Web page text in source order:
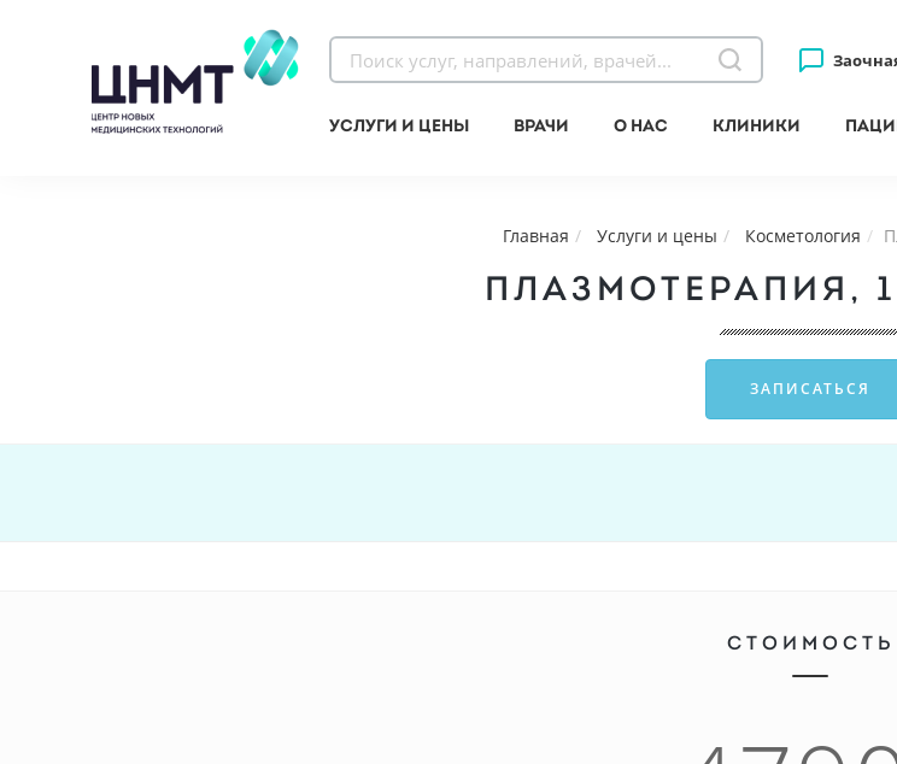
Услуги и цены Врачи О нас Клиники
Главная Услуги и цены Косметология
ПЛАЗМОТЕРАПИЯ,
ЗАПИСАТЬСЯ
СТОИМОСТЬ